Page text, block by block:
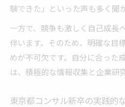
験できた」といった声も多く聞
一方で、競争も激しく自己成長
伴います。そのため、明確な目
めが不可欠です。自分に合った
は、積極的な情報収集と企業研
東京都コンサル新卒の実践的